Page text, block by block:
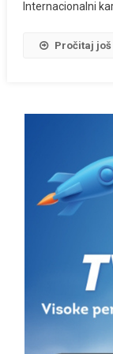
Internacionalni
Pročitaj još